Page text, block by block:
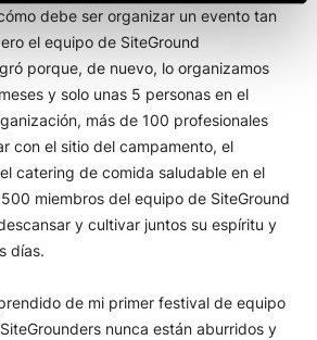
debe ser organizar un evento tan
el equipo de SiteGround
porque, de nuevo, lo organizamos
y solo unas 5 personas en el
más de 100 profesionales
con el sitio del campamento, el
catering de comida saludable en el
miembros del equipo de SiteGround
y cultivar juntos su espíritu y
días.
de mi primer festival de equipo
nunca están aburridos y